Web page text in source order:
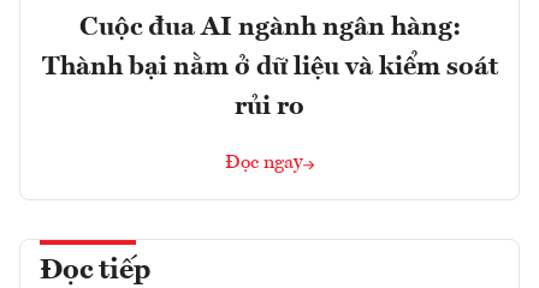
Cuộc đua AI ngành ngân hàng:
Thành bại nằm ở dữ liệu và kiểm soát
rủi ro
Đọc ngay
Đọc tiếp